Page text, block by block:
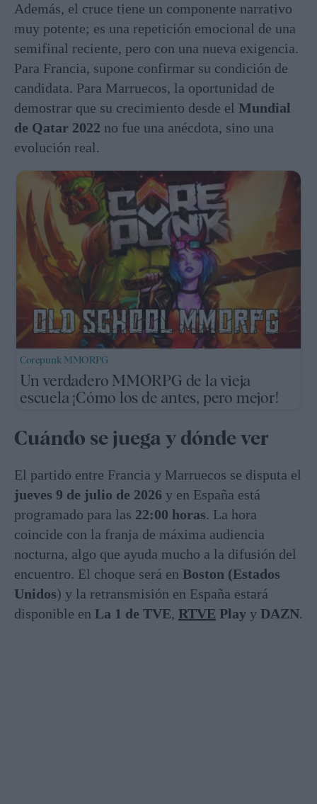
Además, el cruce tiene un componente narrativo
muy potente; es una repetición emocional de una
semifinal reciente, pero con una nueva exigencia.
Para Francia, supone confirmar su condición de
candidata. Para Marruecos, la oportunidad de
demostrar que su crecimiento desde el Mundial
de Qatar 2022 no fue una anécdota, sino una
evolución real.
Corepunk MMORPG
Un verdadero MMORPG de la vieja
escuela ¡Cómo los de antes, pero mejor!
Cuándo se juega y dónde ver
El partido entre Francia y Marruecos se disputa el
jueves 9 de julio de 2026 y en España está
programado para las 22:00 horas. La hora
coincide con la franja de máxima audiencia
nocturna, algo que ayuda mucho a la difusión del
encuentro. El choque será en Boston (Estados
Unidos) y la retransmisión en España estará
disponible en La 1 de TVE, RTVE Play y DAZN.